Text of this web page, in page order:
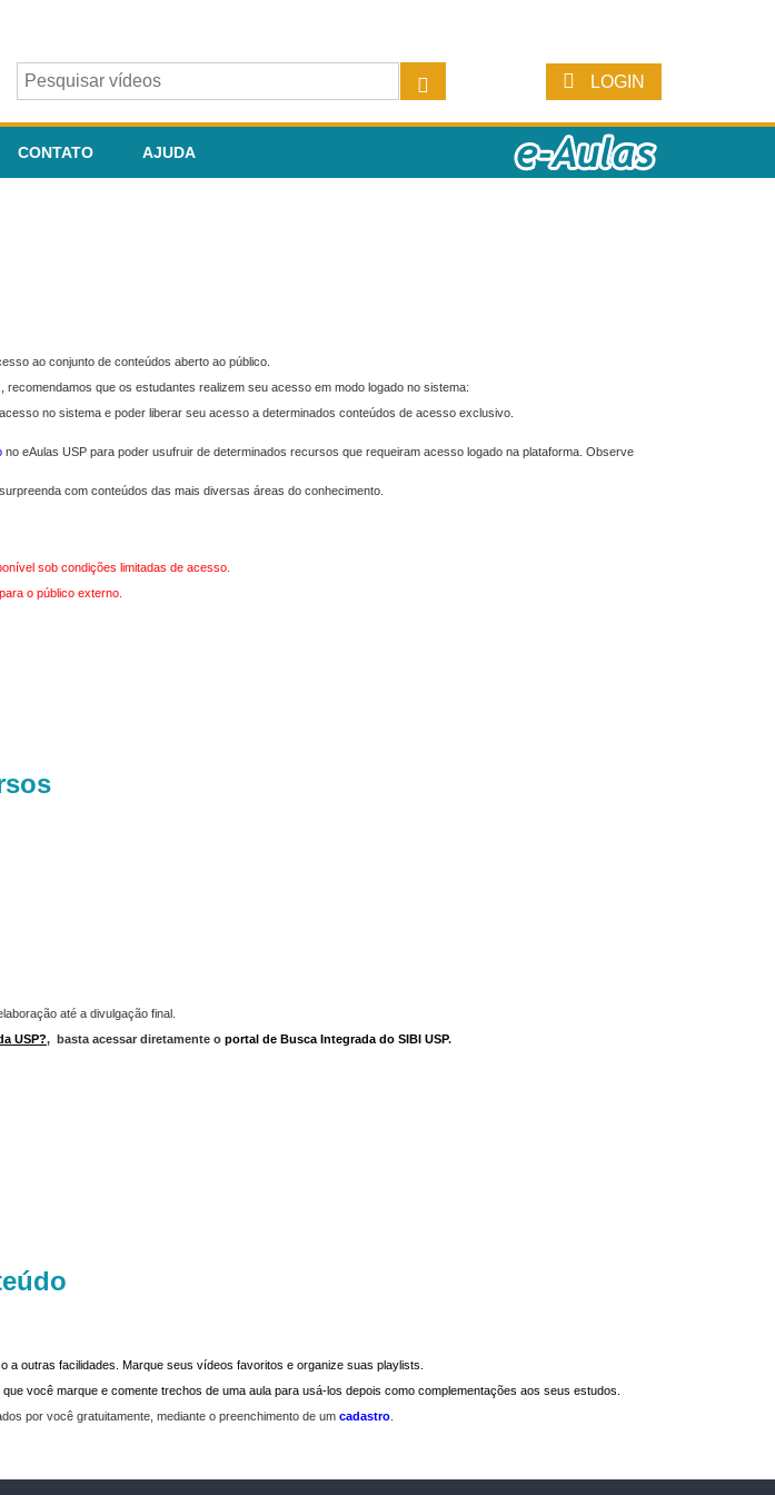
LOGIN
CONTATO AJUDA
ao conjunto de conteúdos aberto ao público.
que os estudantes realizem seu acesso em modo logado no sistema:
no sistema e poder liberar seu acesso a determinados conteúdos de acesso exclusivo.
no eAulas USP para poder usufruir de determinados recursos que requeiram acesso logado na plataforma. Observe
com conteúdos das mais diversas áreas do conhecimento.
sob condições limitadas de acesso.
o público externo.
até a divulgação final.
USP?, basta acessar diretamente o portal de Busca Integrada do SIBI USP.
a outras facilidades. Marque seus vídeos favoritos e organize suas playlists.
você marque e comente trechos de uma aula para usá-los depois como complementações aos seus estudos.
por você gratuitamente, mediante o preenchimento de um cadastro